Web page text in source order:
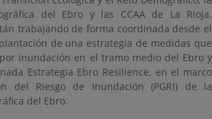
del Ebro y las CCAA de La Rioja,
trabajando de forma coordinada desde el
de una estrategia de medidas que
inundación en el tramo medio del Ebro y
Estrategia Ebro Resilience, en el marco
del Riesgo de Inundación (PGRI) de la
del Ebro.